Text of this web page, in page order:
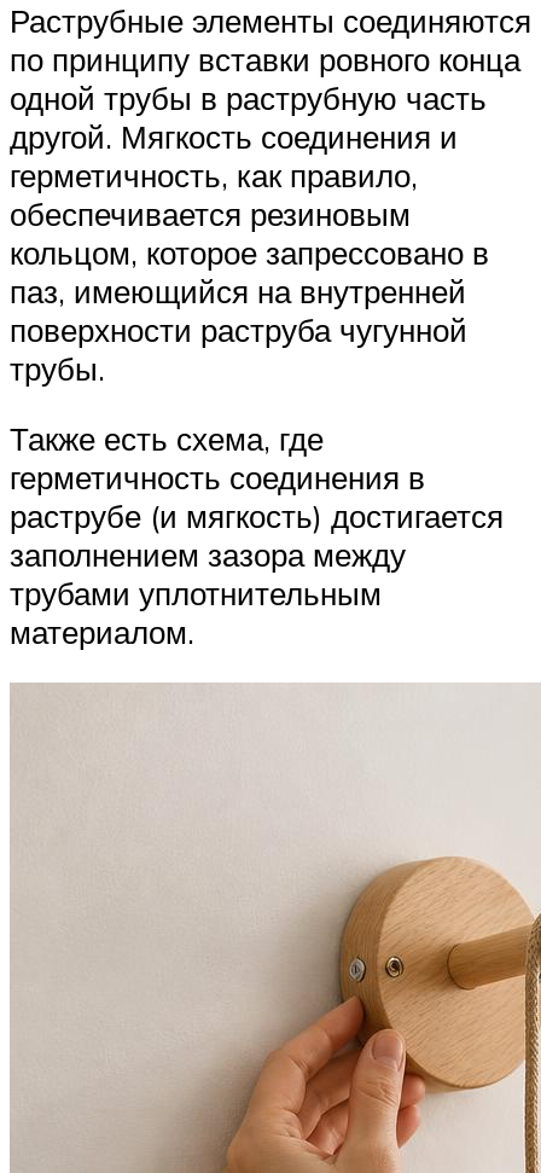
Раструбные элементы соединяются
по принципу вставки ровного конца
одной трубы в раструбную часть
другой. Мягкость соединения и
герметичность, как правило,
обеспечивается резиновым
кольцом, которое запрессовано в
паз, имеющийся на внутренней
поверхности раструба чугунной
трубы.
Также есть схема, где
герметичность соединения в
раструбе (и мягкость) достигается
заполнением зазора между
трубами уплотнительным
материалом.